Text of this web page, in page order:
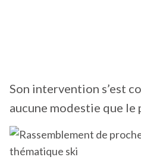
Son intervention s’est
aucune modestie que le